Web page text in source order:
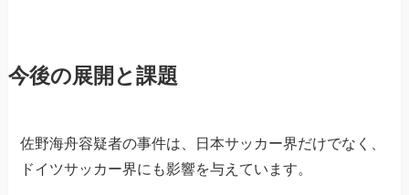
今後の展開と課題
佐野海舟容疑者の事件は、日本サッカー界だけでなく、
ドイツサッカー界にも影響を与えています。